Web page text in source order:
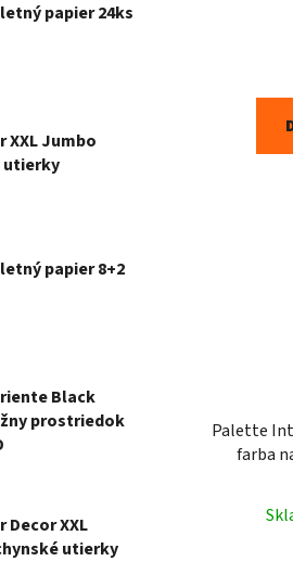
papier 24ks
XXL Jumbo
utierky
papier 8+2
Black
prostriedok
Decor XXL
utierky
Palette
farba